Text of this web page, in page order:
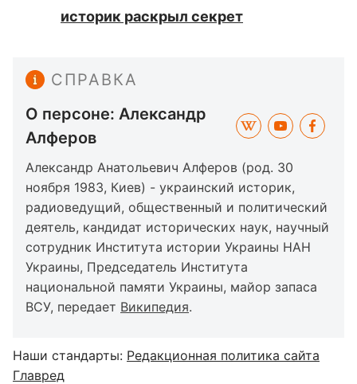
историк раскрыл секрет
СПРАВКА
О персоне: Александр
Алферов
Александр Анатольевич Алферов (род. 30
ноября 1983, Киев) - украинский историк,
радиоведущий, общественный и политический
деятель, кандидат исторических наук, научный
сотрудник Института истории Украины НАН
Украины, Председатель Института
национальной памяти Украины, майор запаса
ВСУ, передает Википедия.
Наши стандарты: Редакционная политика сайта
Главред